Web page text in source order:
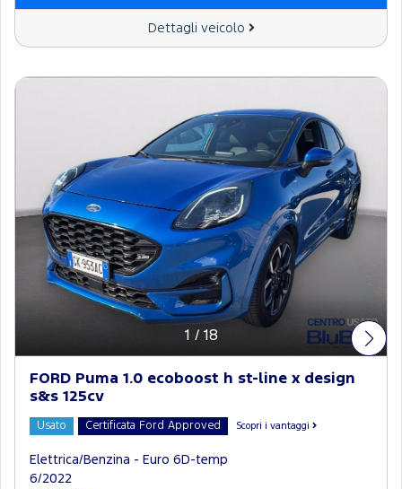
Dettagli veicolo
1 / 18
FORD Puma 1.0 ecoboost h st-line x design
s&s 125cv
Usato Certificata Ford Approved Scopri i vantaggi
Elettrica/Benzina - Euro 6D-temp
6/2022